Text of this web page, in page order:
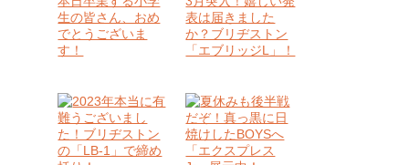
生の皆さん、おめ
でとうございま
す！
表は届きました
か？ブリヂストン
「エブリッジL」！